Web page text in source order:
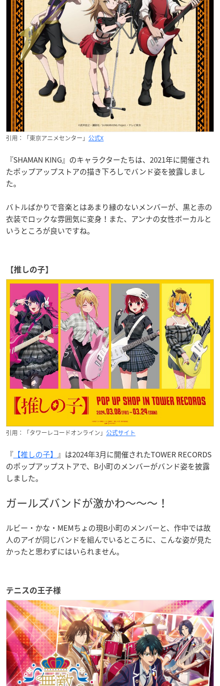
引用：「東京アニメセンター」 公式X
『SHAMAN KING』のキャラクターたちは、2021年に開催され
たポップアップストアの描き下ろしでバンド姿を披露しまし
た。
バトルばかりで音楽とはあまり縁のないメンバーが、黒と赤の
衣装でロックな雰囲気に変身！また、アンナの女性ボーカルと
いうところが良いですね。
【推しの子】
引用：「タワーレコードオンライン」 公式サイト
『 【推しの子】 』は2024年3月に開催されたTOWER RECORDS
のポップアップストアで、B小町のメンバーがバンド姿を披露
しました。
ガールズバンドが激かわ〜〜〜！
ルビー・かな・MEMちょの現B小町のメンバーと、作中では故
人のアイが同じバンドを組んでいるところに、こんな姿が見た
かったと思わずにはいられません。
テニスの王子様